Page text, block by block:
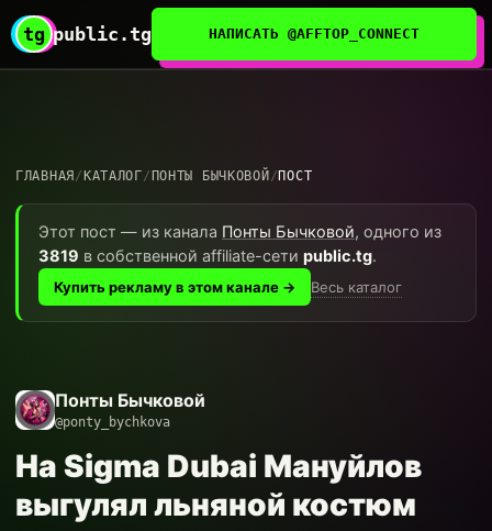
tg public.tg НАПИСАТЬ @AFFTOP_CONNECT
ГЛАВНАЯ / КАТАЛОГ/ ПОНТЫ БЫЧКОВОЙ / ПОСТ
Этот пост — из канала Понты Бычковой, одного из
3819 в собственной affiliate-сети public.tg.
Купить рекламу в этом канале → Весь каталог
Понты Бычковой
@ponty_bychkova
На Sigma Dubai Мануйлов
выгулял льняной костюм